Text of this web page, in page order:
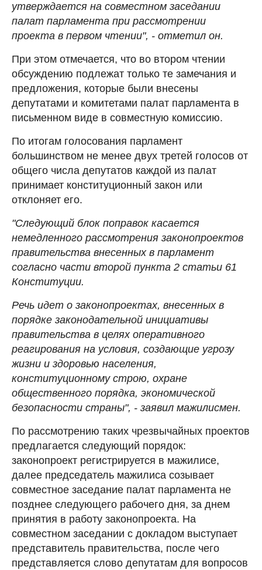
утверждается на совместном заседании
палат парламента при рассмотрении
проекта в первом чтении", - отметил он.
При этом отмечается, что во втором чтении
обсуждению подлежат только те замечания и
предложения, которые были внесены
депутатами и комитетами палат парламента в
письменном виде в совместную комиссию.
По итогам голосования парламент
большинством не менее двух третей голосов от
общего числа депутатов каждой из палат
принимает конституционный закон или
отклоняет его.
"Следующий блок поправок касается
немедленного рассмотрения законопроектов
правительства внесенных в парламент
согласно части второй пункта 2 статьи 61
Конституции.
Речь идет о законопроектах, внесенных в
порядке законодательной инициативы
правительства в целях оперативного
реагирования на условия, создающие угрозу
жизни и здоровью населения,
конституционному строю, охране
общественного порядка, экономической
безопасности страны", - заявил мажилисмен.
По рассмотрению таких чрезвычайных проектов
предлагается следующий порядок:
законопроект регистрируется в мажилисе,
далее председатель мажилиса созывает
совместное заседание палат парламента не
позднее следующего рабочего дня, за днем
принятия в работу законопроекта. На
совместном заседании с докладом выступает
представитель правительства, после чего
представляется слово депутатам для вопросов